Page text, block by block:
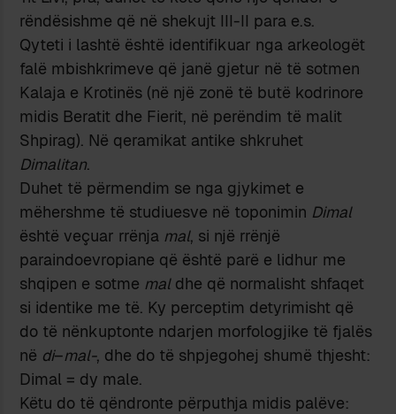
rëndësishme që në shekujt III-II para e.s.
Qyteti i lashtë është identifikuar nga arkeologët
falë mbishkrimeve që janë gjetur në të sotmen
Kalaja e Krotinës (në një zonë të butë kodrinore
midis Beratit dhe Fierit, në perëndim të malit
Shpirag). Në qeramikat antike shkruhet
Dimalitan.
Duhet të përmendim se nga gjykimet e
mëhershme të studiuesve në toponimin Dimal
është veçuar rrënja mal, si një rrënjë
paraindoevropiane që është parë e lidhur me
shqipen e sotme maldhe që normalisht shfaqet
si identike me të. Ky perceptim detyrimisht që
do të nënkuptonte ndarjen morfologjike të fjalës
në di–mal-, dhe do të shpjegohej shumë thjesht:
Dimal = dy male.
Këtu do të qëndronte përputhja midis palëve: